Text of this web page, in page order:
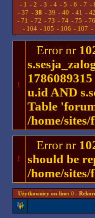
- 1 - 2 - 3 - 4 - 5 - 6 - 7 -
- 37 - 38 - 39 - 40 - 41 - 42
- 71 - 72 - 73 - 74 - 75 - 76
- 104 - 105 - 106 - 107 -
!
Error nr
u.id AND
Table
/home/
!
Error nr
should be
/home/
Użytkownicy on-line: 0 -